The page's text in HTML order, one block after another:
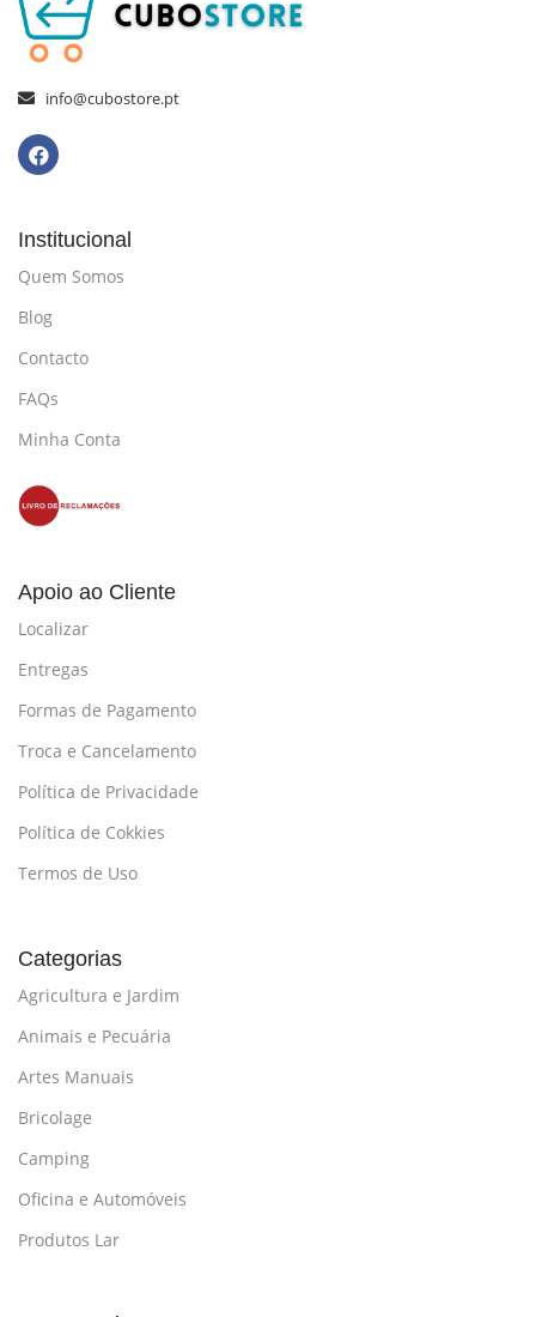
info@cubostore.pt
Institucional
Quem Somos
Blog
Contacto
FAQs
Minha Conta
Apoio ao Cliente
Localizar
Entregas
Formas de Pagamento
Troca e Cancelamento
Política de Privacidade
Política de Cokkies
Termos de Uso
Categorias
Agricultura e Jardim
Animais e Pecuária
Artes Manuais
Bricolage
Camping
Oficina e Automóveis
Produtos Lar